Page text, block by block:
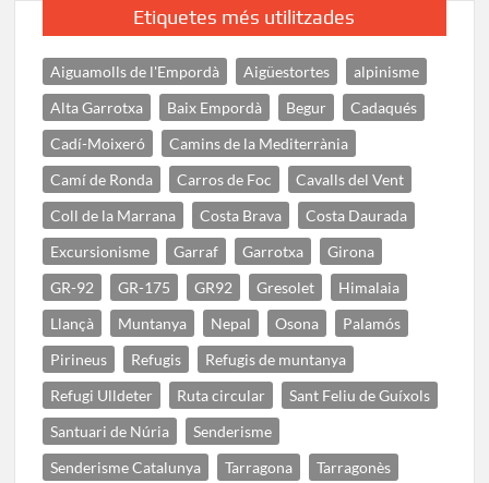
Etiquetes més utilitzades
Aiguamolls de l'Empordà Aigüestortes
alpinisme
Alta Garrotxa
Baix Empordà Begur
Cadaqués
Cadí-Moixeró
Camins de la Mediterrània
Camí de Ronda
Carros de Foc
Cavalls del Vent
Coll de la Marrana
Costa Brava
Costa Daurada
Excursionisme
Garraf Garrotxa
Girona
GR-92
GR-175 GR92 Gresolet
Himalaia
Llançà
Muntanya Nepal Osona
Palamós
Pirineus
Refugis
Refugis de muntanya
Refugi Ulldeter
Ruta circular
Sant Feliu de Guíxols
Santuari de Núria
Senderisme
Senderisme Catalunya
Tarragona
Tarragonès